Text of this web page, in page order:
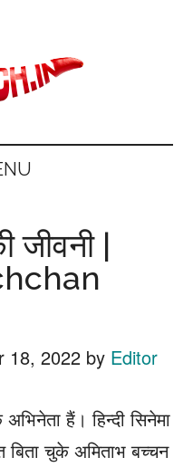
जीवनी |
18, 2022 by Editor
हैं। हिन्दी सिनेमा
बिता चुके अमिताभ बच्चन